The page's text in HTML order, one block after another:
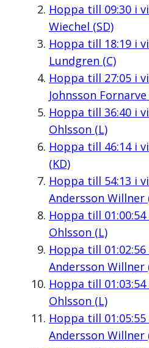
Hoppa till 09:30i
Wiechel (SD)
Hoppa till 18:19i
Lundgren (C)
Hoppa till 27:05i
Johnsson Fornarve
Hoppa till 36:40i
Ohlsson (L)
Hoppa till 46:14i
(KD)
Hoppa till 54:13 i
Andersson Willner
Hoppa till 01:00:54
Ohlsson (L)
Hoppa till 01:02:56
Andersson Willner
Hoppa till 01:03:54
Ohlsson (L)
Hoppa till 01:05:55
Andersson Willner